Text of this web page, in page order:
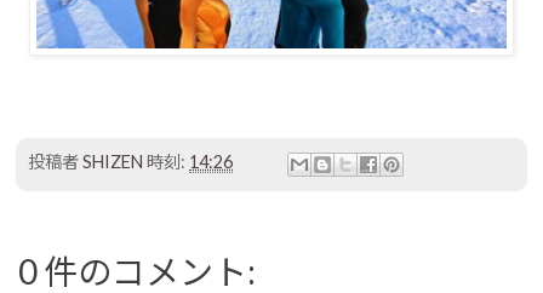
投稿者SHIZEN 時刻: 14:26
0 件のコメント: